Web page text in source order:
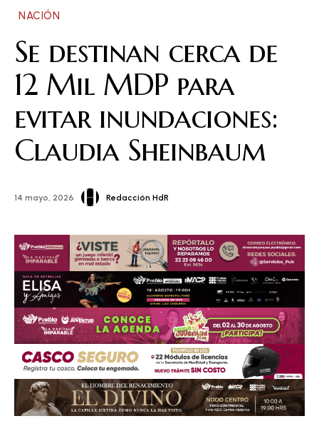
NACIÓN
Se destinan cerca de
12 Mil MDP para
evitar inundaciones:
Claudia Sheinbaum
14 mayo, 2026 Redacción HdR